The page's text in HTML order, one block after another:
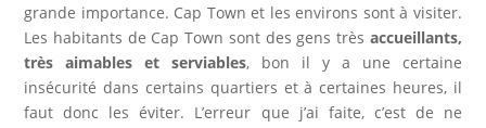
grande importance. Cap Town et les environs sont à visiter.
Les habitants de Cap Town sont des gens très accueillants,
très aimables et serviables, bon il y a une certaine
insécurité dans certains quartiers et à certaines heures, il
faut donc les éviter. L’erreur que j’ai faite, c’est de ne